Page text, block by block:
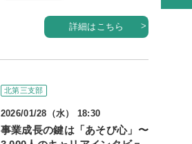
支部活動
全国行事
部会活動
詳細はこちら
北第三支部
2026/01/28（水） 18:30
事業成長の鍵は「あそび心」〜